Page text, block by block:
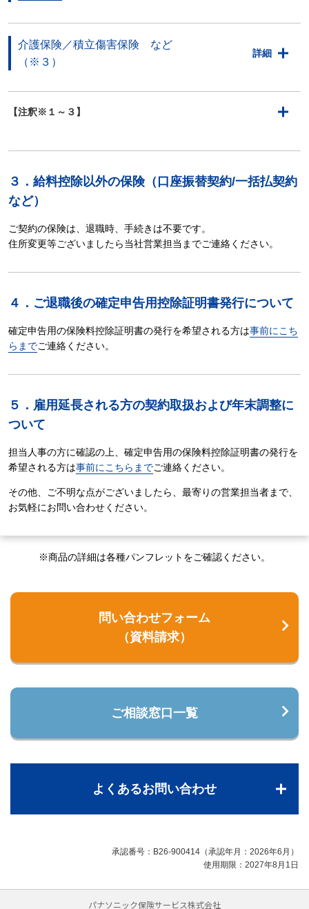
介護保険／積立傷害保険 など
（※３）
詳細
【注釈※１～３】
３．給料控除以外の保険（口座振替契約/一括払契約
など）
ご契約の保険は、退職時、手続きは不要です。
住所変更等ございましたら当社営業担当までご連絡ください。
４．ご退職後の確定申告用控除証明書発行について
確定申告用の保険料控除証明書の発行を希望される方は事前にこち
らまでご連絡ください。
５．雇用延長される方の契約取扱および年末調整に
ついて
担当人事の方に確認の上、確定申告用の保険料控除証明書の発行を
希望される方は事前にこちらまでご連絡ください。
その他、ご不明な点がございましたら、最寄りの営業担当者まで、
お気軽にお問い合わせください。
※商品の詳細は各種パンフレットをご確認ください。
問い合わせフォーム
（資料請求）
ご相談窓口一覧
よくあるお問い合わせ
承認番号：B26-900414（承認年月：2026年6月）
使用期限：2027年8月1日
パナソニック保険サービス株式会社